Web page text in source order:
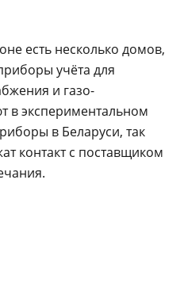
есть несколько домов,
учё­та для
и газо-
в экспериментальном
в Беларуси, так
контакт с поставщи­ком